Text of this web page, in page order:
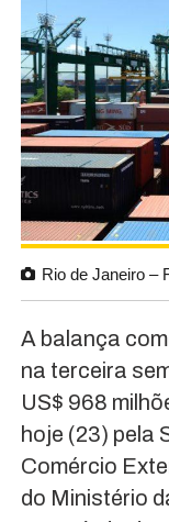
Rio de Janeiro –
A balança
na terceira
US$ 968
hoje (23) pela
Comércio
do Ministério